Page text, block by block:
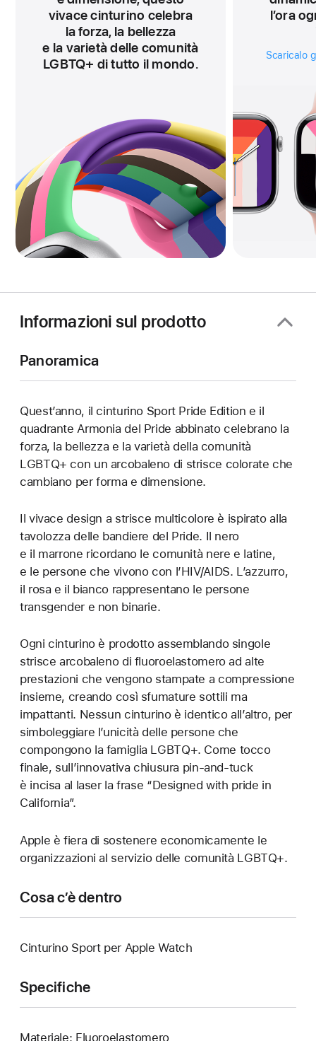
vivace cinturino celebra
la forza, la bellezza
e la varietà delle comunità
LGBTQ+ di tutto il mondo.
l’ora
Scaricalo
Informazioni sul prodotto
Panoramica
Quest’anno, il cinturino Sport Pride Edition e il
quadrante Armonia del Pride abbinato celebrano la
forza, la bellezza e la varietà della comunità
LGBTQ+ con un arcobaleno di strisce colorate che
cambiano per forma e dimensione.
Il vivace design a strisce multicolore è ispirato alla
tavolozza delle bandiere del Pride. Il nero
e il marrone ricordano le comunità nere e latine,
e le persone che vivono con l’HIV/AIDS. L’azzurro,
il rosa e il bianco rappresentano le persone
transgender e non binarie.
Ogni cinturino è prodotto assemblando singole
strisce arcobaleno di fluoroelastomero ad alte
prestazioni che vengono stampate a compressione
insieme, creando così sfumature sottili ma
impattanti. Nessun cinturino è identico all’altro, per
simboleggiare l’unicità delle persone che
compongono la famiglia LGBTQ+. Come tocco
finale, sull’innovativa chiusura pin-and-tuck
è incisa al laser la frase “Designed with pride in
California”.
Apple è fiera di sostenere economicamente le
organizzazioni al servizio delle comunità LGBTQ+.
Cosa c’è dentro
Cinturino Sport per Apple Watch
Specifiche
Materiale: Fluoroelastomero